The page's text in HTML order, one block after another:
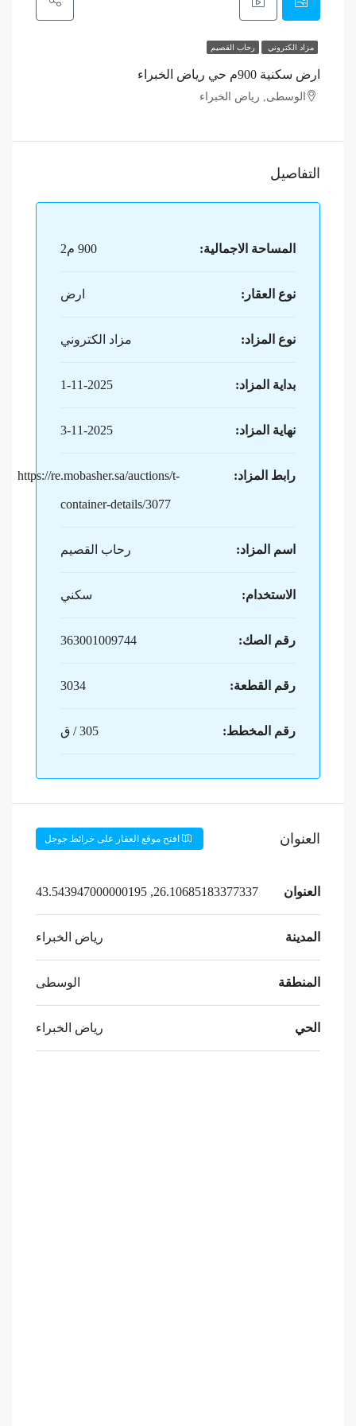
مزاد الكتروني رحاب القصيم
ارض سكنية 900م حي رياض الخبراء
الوسطى, رياض الخبراء
التفاصيل
المساحة الاجمالية: 900 م2
نوع العقار: ارض
نوع المزاد: مزاد الكتروني
بداية المزاد: 1-11-2025
نهاية المزاد: 3-11-2025
رابط المزاد: https://re.mobasher.sa/auctions/t-
container-details/3077
اسم المزاد: رحاب القصيم
الاستخدام: سكني
رقم الصك: 363001009744
رقم القطعة: 3034
رقم المخطط: 305 / ق
العنوان افتح موقع العقار على خرائط جوجل
العنوان 26.10685183377337, 43.543947000000195
المدينة رياض الخبراء
المنطقة الوسطى
الحي رياض الخبراء